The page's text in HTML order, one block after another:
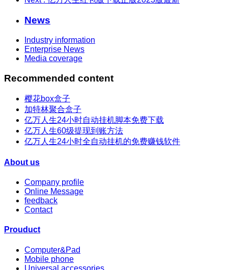
News
Industry information
Enterprise News
Media coverage
Recommended content
樱花box盒子
加特林聚合盒子
亿万人生24小时自动挂机脚本免费下载
亿万人生60级提现到账方法
亿万人生24小时全自动挂机的免费赚钱软件
About us
Company profile
Online Message
feedback
Contact
Prouduct
Computer&Pad
Mobile phone
Universal accessories